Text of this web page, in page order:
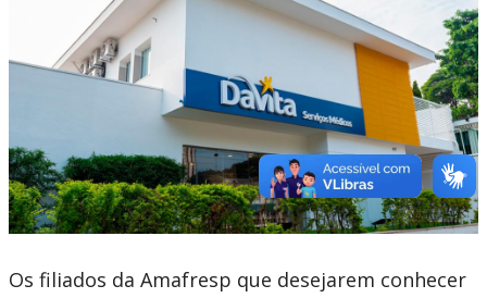
Os filiados da Amafresp que desejarem conhecer